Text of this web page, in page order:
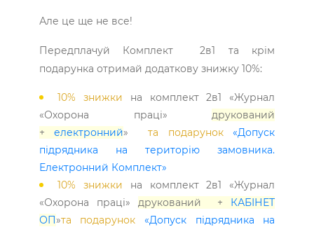
Але це ще не все!
Передплачуй Комплект 2в1 та крім
подарунка отримай додаткову знижку 10%:
10% знижки на комплект 2в1 «Журнал
«Охорона праці» друкований
+електронний» та подарунок «Допуск
підрядника на територію замовника.
Електронний Комплект»
10% знижки на комплект 2в1 «Журнал
«Охорона праці» друкований + КАБІНЕТ
ОП»та подарунок «Допуск підрядника на